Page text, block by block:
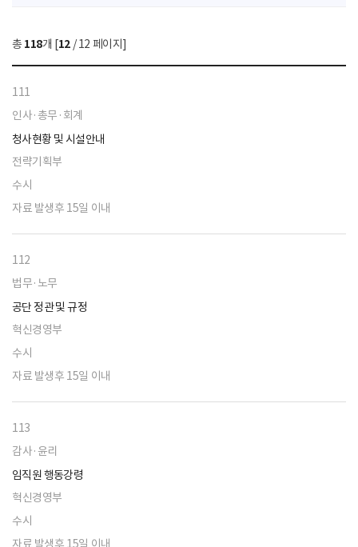
선
택
총 118개 [12 / 12 페이지]
111
인사·총무·회계
청사현황 및 시설안내
전략기획부
수시
자료 발생후 15일 이내
112
법무·노무
공단 정관 및 규정
혁신경영부
수시
자료 발생후 15일 이내
113
감사·윤리
임직원 행동강령
혁신경영부
수시
자료 발생후 15일 이내